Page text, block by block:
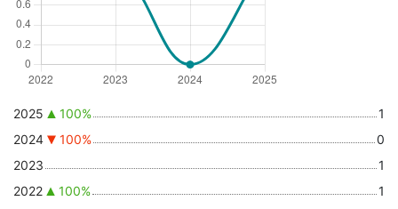
2025 100%
1
2024
100%
0
2023
1
2022
100% 1